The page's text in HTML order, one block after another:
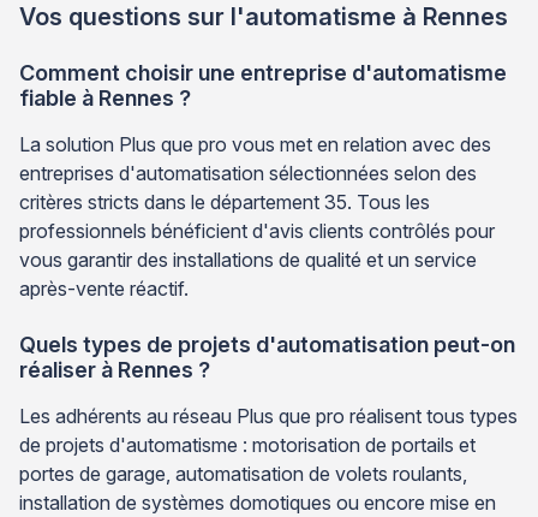
Vos questions sur l'automatisme à Rennes
Comment choisir une entreprise d'automatisme
fiable à Rennes ?
La solution Plus que pro vous met en relation avec des
entreprises d'automatisation sélectionnées selon des
critères stricts dans le département 35. Tous les
professionnels bénéficient d'avis clients contrôlés pour
vous garantir des installations de qualité et un service
après-vente réactif.
Quels types de projets d'automatisation peut-on
réaliser à Rennes ?
Les adhérents au réseau Plus que pro réalisent tous types
de projets d'automatisme : motorisation de portails et
portes de garage, automatisation de volets roulants,
installation de systèmes domotiques ou encore mise en